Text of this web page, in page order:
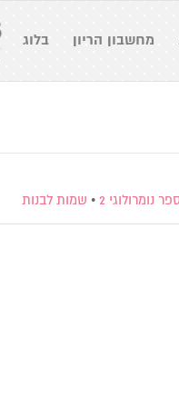
מחשבון הריון בלוג
נומרולוגי 2 • שמות לבנות